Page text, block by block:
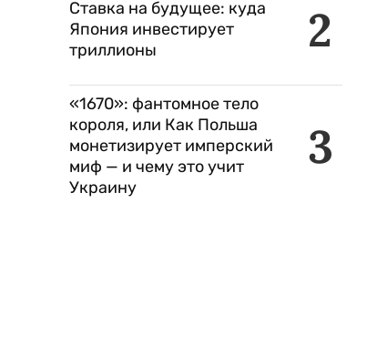
2
Ставка на будущее: куда
Япония инвестирует
триллионы
3
«1670»: фантомное тело
короля, или Как Польша
монетизирует имперский
миф — и чему это учит
Украину